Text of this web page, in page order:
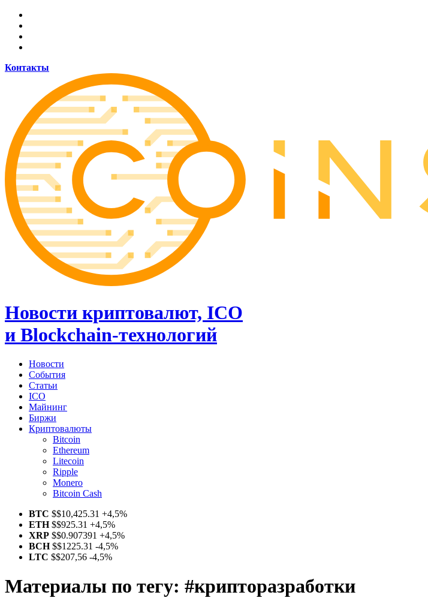
Контакты
Новости криптовалют, ICO
и Blockchain-технологий
Новости
События
Статьи
ICO
Майнинг
Биржи
Криптовалюты
Bitcoin
Ethereum
Litecoin
Ripple
Monero
Bitcoin Cash
BTC $$10,425.31 +4,5%
ETH$$925.31 +4,5%
XRP $$0.907391 +4,5%
BCH$$1225.31 -4,5%
LTC $$207,56 -4,5%
Материалы по тегу: #крипторазработки